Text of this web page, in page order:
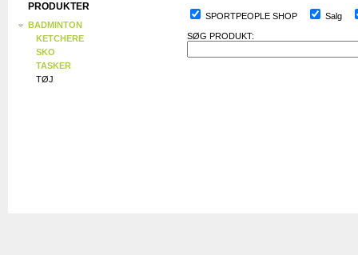
PRODUKTER
BADMINTON
KETCHERE
SKO
TASKER
TØJ
SPORTPEOPLE SHOP Salg
SØG PRODUKT: